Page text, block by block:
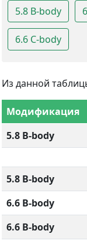
5.8 B-body
6.6 C-body
Из данной
Модификация
5.8 B-body
5.8 B-body
6.6 B-body
6.6 B-body